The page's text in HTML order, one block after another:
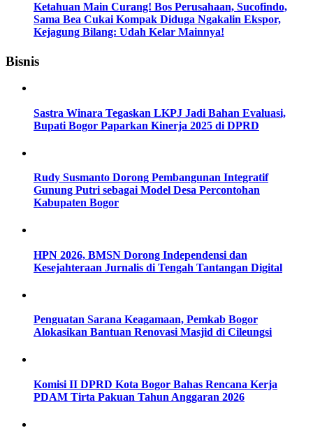
Ketahuan Main Curang! Bos Perusahaan, Sucofindo,
Sama Bea Cukai Kompak Diduga Ngakalin Ekspor,
Kejagung Bilang: Udah Kelar Mainnya!
Bisnis
Sastra Winara Tegaskan LKPJ Jadi Bahan Evaluasi,
Bupati Bogor Paparkan Kinerja 2025 di DPRD
Rudy Susmanto Dorong Pembangunan Integratif
Gunung Putri sebagai Model Desa Percontohan
Kabupaten Bogor
HPN 2026, BMSN Dorong Independensi dan
Kesejahteraan Jurnalis di Tengah Tantangan Digital
Penguatan Sarana Keagamaan, Pemkab Bogor
Alokasikan Bantuan Renovasi Masjid di Cileungsi
Komisi II DPRD Kota Bogor Bahas Rencana Kerja
PDAM Tirta Pakuan Tahun Anggaran 2026